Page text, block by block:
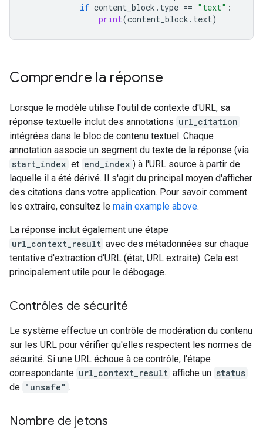
if content_block . type == "text" :
print(content_block . text)
Comprendre la réponse
Lorsque le modèle utilise l'outil de contexte d'URL, sa
réponse textuelle inclut des annotations url_citation
intégrées dans le bloc de contenu textuel. Chaque
annotation associe un segment du texte de la réponse (via
start_index et end_index ) à l'URL source à partir de
laquelle il a été dérivé. Il s'agit du principal moyen d'afficher
des citations dans votre application. Pour savoir comment
les extraire, consultez le main example above.
La réponse inclut également une étape
url_context_result avec des métadonnées sur chaque
tentative d'extraction d'URL (état, URL extraite). Cela est
principalement utile pour le débogage.
Contrôles de sécurité
Le système effectue un contrôle de modération du contenu
sur les URL pour vérifier qu'elles respectent les normes de
sécurité. Si une URL échoue à ce contrôle, l'étape
correspondante url_context_result affiche un status
de "unsafe" .
Nombre de jetons